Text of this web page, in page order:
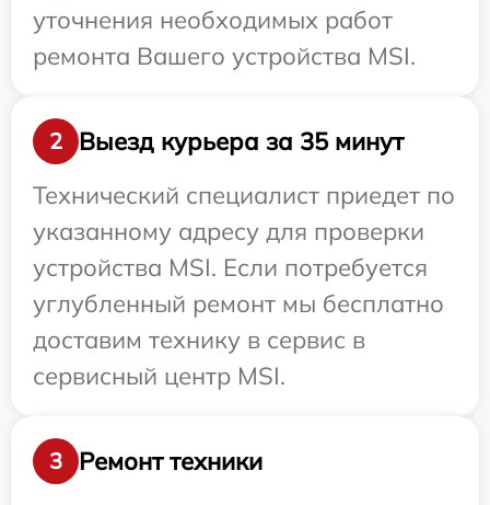
уточнения необходимых работ
ремонта Вашего устройства MSI.
2
Выезд курьера за 35 минут
Технический специалист приедет по
указанному адресу для проверки
устройства MSI. Если потребуется
углубленный ремонт мы бесплатно
доставим технику в сервис в
сервисный центр MSI.
3
Ремонт техники